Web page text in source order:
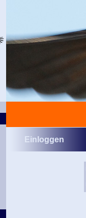
Einloggen